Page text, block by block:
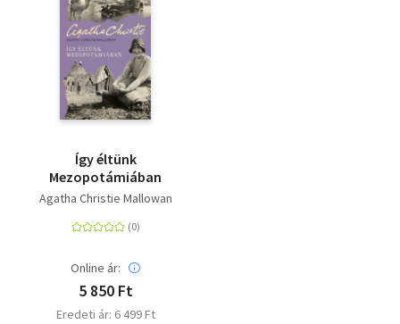
Így éltünk
Mezopotámiában
Agatha Christie Mallowan
Online ár:
5 850 Ft
Eredeti ár: 6 499 Ft